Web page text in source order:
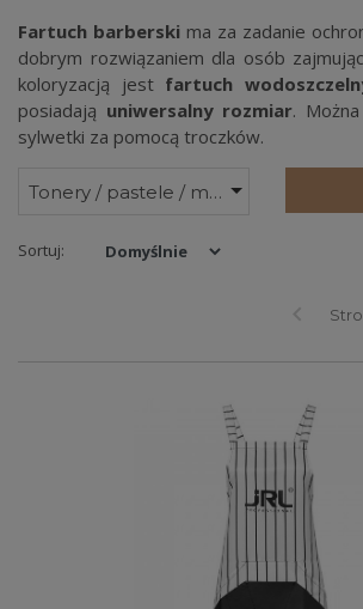
Fartuch barberski ma za zadanie
dobrym rozwiązaniem dla osób
koloryzacją jest fartuch
posiadają uniwersalny rozmiar.
sylwetki za pomocą troczków.
Tonery / pastele / maski
Sortuj: